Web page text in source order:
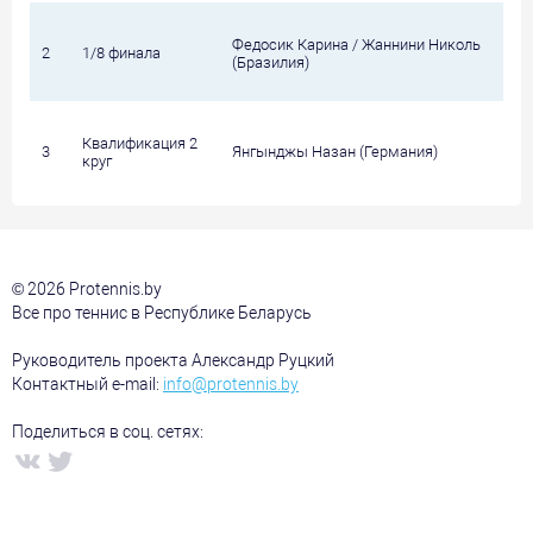
2 1/8 финала
Федосик Карина / Жаннини Николь
(Бразилия)
3
Квалификация 2
круг
Янгынджы Назан (Германия)
© 2026 Protennis.by
Все про теннис в Республике Беларусь
Руководитель проекта Александр Руцкий
Контактный e-mail: info@protennis.by
Поделиться в соц. сетях: